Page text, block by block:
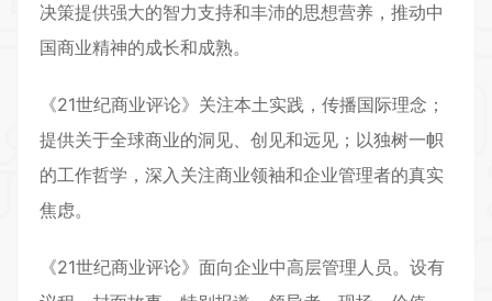
决策提供强大的智力支持和丰沛的思想营养，推动中
国商业精神的成长和成熟。
《21世纪商业评论》关注本土实践，传播国际理念；
提供关于全球商业的洞见、创见和远见；以独树一帜
的工作哲学，深入关注商业领袖和企业管理者的真实
焦虑。
《21世纪商业评论》面向企业中高层管理人员。设有